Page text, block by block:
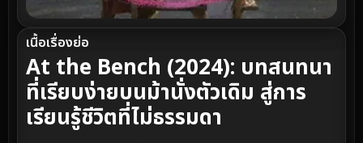
เนื้อเรื่องย่อ
At the Bench (2024): บทสนทนา
ที่เรียบง่ายบนม้านั่งตัวเดิม สู่การ
เรียนรู้ชีวิตที่ไม่ธรรมดา